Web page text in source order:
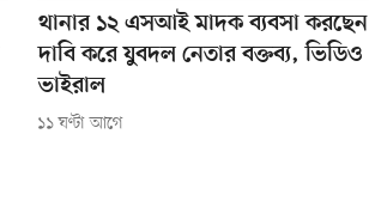
থানার ১২ এসআই মাদক ব্যবসা করছেন
দাবি করে যুবদল নেতার বক্তব্য, ভিডিও
ভাইরাল
১১ ঘণ্টা আগে